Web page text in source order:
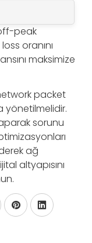
peak
oranını
maksimize
packet
yönetilmelidir.
sorunu
ağ
altyapısını